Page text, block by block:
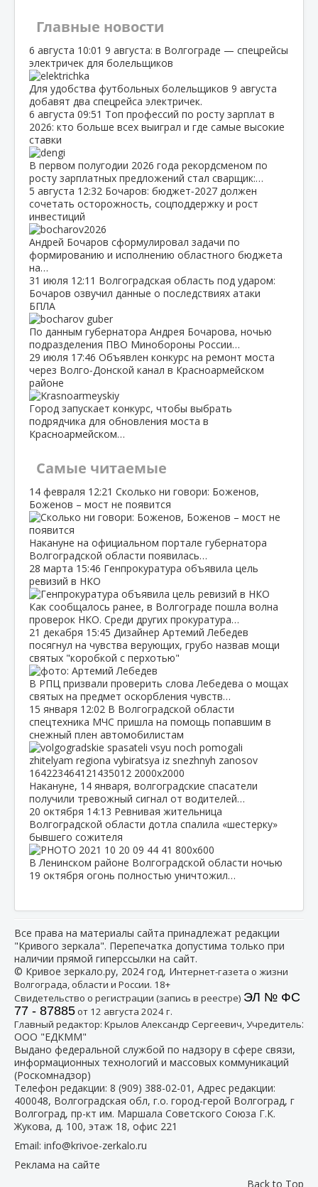
Главные новости
6 августа 10:01 9 августа: в Волгограде — спецрейсы
электричек для болельщиков
Для удобства футбольных болельщиков 9 августа
добавят два спецрейса электричек.
6 августа 09:51 Топ профессий по росту зарплат в
2026: кто больше всех выиграл и где самые высокие
ставки
В первом полугодии 2026 года рекордсменом по
росту зарплатных предложений стал сварщик:…
5 августа 12:32 Бочаров: бюджет‑2027 должен
сочетать осторожность, соцподдержку и рост
инвестиций
Андрей Бочаров сформулировал задачи по
формированию и исполнению областного бюджета
на…
31 июля 12:11 Волгоградская область под ударом:
Бочаров озвучил данные о последствиях атаки
БПЛА
По данным губернатора Андрея Бочарова, ночью
подразделения ПВО Минобороны России…
29 июля 17:46 Объявлен конкурс на ремонт моста
через Волго‑Донской канал в Красноармейском
районе
Город запускает конкурс, чтобы выбрать
подрядчика для обновления моста в
Красноармейском…
Самые читаемые
14 февраля 12:21 Сколько ни говори: Боженов,
Боженов – мост не появится
Накануне на официальном портале губернатора
Волгоградской области появилась…
28 марта 15:46 Генпрокуратура объявила цель
ревизий в НКО
Как сообщалось ранее, в Волгограде пошла волна
проверок НКО. Среди других прокуратура…
21 декабря 15:45 Дизайнер Артемий Лебедев
посягнул на чувства верующих, грубо назвав мощи
святых "коробкой с перхотью"
В РПЦ призвали проверить слова Лебедева о мощах
святых на предмет оскорбления чувств…
15 января 12:02 В Волгоградской области
спецтехника МЧС пришла на помощь попавшим в
снежный плен автомобилистам
Накануне, 14 января, волгоградские спасатели
получили тревожный сигнал от водителей…
20 октября 14:13 Ревнивая жительница
Волгоградской области дотла спалила «шестерку»
бывшего сожителя
В Ленинском районе Волгоградской области ночью
19 октября огонь полностью уничтожил…
Все права на материалы сайта принадлежат редакции
"Кривого зеркала". Перепечатка допустима только при
наличии прямой гиперссылки на сайт.
© Кривое зеркало.ру, 2024 год, Интернет-газета о жизни
Волгограда, области и России. 18+
Свидетельство о регистрации (запись в реестре) ЭЛ № ФС
77 - 87885от 12 августа 2024 г.
Главный редактор: Крылов Александр Сергеевич, Учредитель:
ООО "ЕДКММ"
Выдано федеральной службой по надзору в сфере связи,
информационных технологий и массовых коммуникаций
(Роскомнадзор)
Телефон редакции: 8 (909) 388-02-01 , Адрес редакции:
400048, Волгоградская обл, г.о. город-герой Волгоград, г
Волгоград, пр-кт им. Маршала Советского Союза Г.К.
Жукова, д. 100, этаж 18, офис 221
Email: info@krivoe-zerkalo.ru
Реклама на сайте
Back to Top